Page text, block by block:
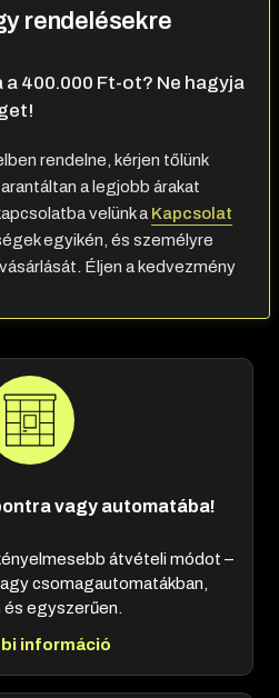
rendelésekre
400.000 Ft-ot? Ne hagyja
rendelne, kérjen tőlünk
a legjobb árakat
velünk a Kapcsolat
egyikén, és személyre
Éljen a kedvezmény
vagy automatába!
átvételi módot –
csomagautomatákban,
egyszerűen.
információ